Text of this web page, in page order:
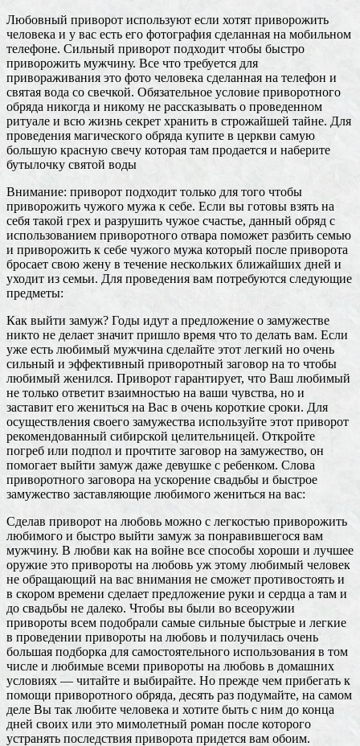
Любовный приворот используют если хотят приворожить
человека и у вас есть его фотография сделанная на мобильном
телефоне. Сильный приворот подходит чтобы быстро
приворожить мужчину. Все что требуется для
привораживания это фото человека сделанная на телефон и
святая вода со свечкой. Обязательное условие приворотного
обряда никогда и никому не рассказывать о проведенном
ритуале и всю жизнь секрет хранить в строжайшей тайне. Для
проведения магического обряда купите в церкви самую
большую красную свечу которая там продается и наберите
бутылочку святой воды
Внимание: приворот подходит только для того чтобы
приворожить чужого мужа к себе. Если вы готовы взять на
себя такой грех и разрушить чужое счастье, данный обряд с
использованием приворотного отвара поможет разбить семью
и приворожить к себе чужого мужа который после приворота
бросает свою жену в течение нескольких ближайших дней и
уходит из семьи. Для проведения вам потребуются следующие
предметы:
Как выйти замуж? Годы идут а предложение о замужестве
никто не делает значит пришло время что то делать вам. Если
уже есть любимый мужчина сделайте этот легкий но очень
сильный и эффективный приворотный заговор на то чтобы
любимый женился. Приворот гарантирует, что Ваш любимый
не только ответит взаимностью на ваши чувства, но и
заставит его жениться на Вас в очень короткие сроки. Для
осуществления своего замужества используйте этот приворот
рекомендованный сибирской целительницей. Откройте
погреб или подпол и прочтите заговор на замужество, он
помогает выйти замуж даже девушке с ребенком. Слова
приворотного заговора на ускорение свадьбы и быстрое
замужество заставляющие любимого жениться на вас:
Сделав приворот на любовь можно с легкостью приворожить
любимого и быстро выйти замуж за понравившегося вам
мужчину. В любви как на войне все способы хороши и лучшее
оружие это привороты на любовь уж этому любимый человек
не обращающий на вас внимания не сможет противостоять и
в скором времени сделает предложение руки и сердца а там и
до свадьбы не далеко. Чтобы вы были во всеоружии
привороты всем подобрали самые сильные быстрые и легкие
в проведении привороты на любовь и получилась очень
большая подборка для самостоятельного использования в том
числе и любимые всеми привороты на любовь в домашних
условиях — читайте и выбирайте. Но прежде чем прибегать к
помощи приворотного обряда, десять раз подумайте, на самом
деле Вы так любите человека и хотите быть с ним до конца
дней своих или это мимолетный роман после которого
устранять последствия приворота придется вам обоим.